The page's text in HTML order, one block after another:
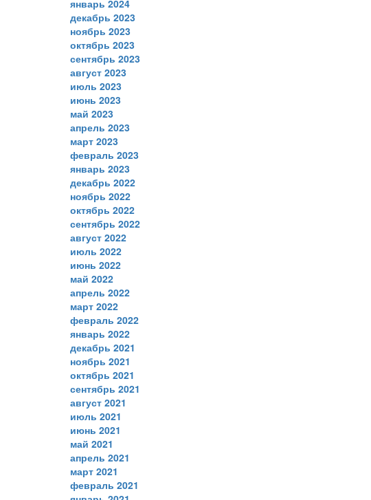
январь 2024
декабрь 2023
ноябрь 2023
октябрь 2023
сентябрь 2023
август 2023
июль 2023
июнь 2023
май 2023
апрель 2023
март 2023
февраль 2023
январь 2023
декабрь 2022
ноябрь 2022
октябрь 2022
сентябрь 2022
август 2022
июль 2022
июнь 2022
май 2022
апрель 2022
март 2022
февраль 2022
январь 2022
декабрь 2021
ноябрь 2021
октябрь 2021
сентябрь 2021
август 2021
июль 2021
июнь 2021
май 2021
апрель 2021
март 2021
февраль 2021